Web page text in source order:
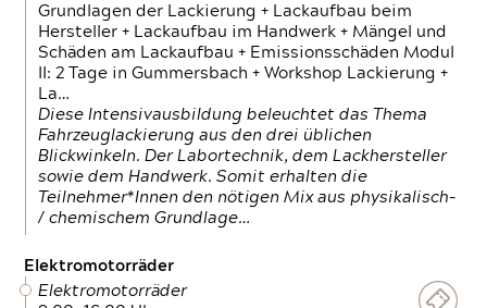
Grundlagen der Lackierung + Lackaufbau beim
Hersteller + Lackaufbau im Handwerk + Mängel und
Schäden am Lackaufbau + Emissionsschäden Modul
II: 2 Tage in Gummersbach + Workshop Lackierung +
La…
Diese Intensivausbildung beleuchtet das Thema
Fahrzeuglackierung aus den drei üblichen
Blickwinkeln. Der Labortechnik, dem Lackhersteller
sowie dem Handwerk. Somit erhalten die
Teilnehmer*Innen den nötigen Mix aus physikalisch-
/ chemischem Grundlage…
Elektromotorräder
Elektromotorräder